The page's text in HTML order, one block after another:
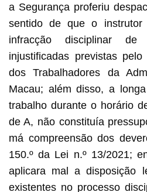
a Segurança proferiu
sentido de que o
infracção disciplinar
injustificadas previstas
dos Trabalhadores da
Macau; além disso, a
trabalho durante o horário
de A, não constituía
má compreensão dos
150.º da Lei n.º 13/2021;
aplicara mal a disposição
existentes no processo